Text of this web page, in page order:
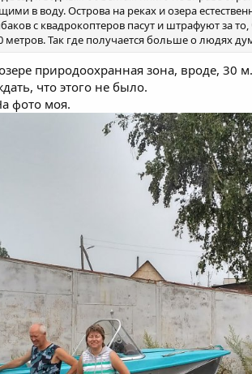
в воду. Острова на реках и озера
с квадрокоптеров пасут и штрафуют за
метров. Так где получается больше о людях
природоохранная зона, вроде, 30
что этого не было.
фото моя.